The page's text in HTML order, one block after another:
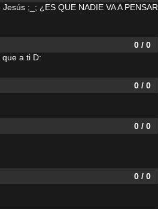
;_; ¿ES QUE NADIE VA A PENSAR
0 / 0
que a ti D:
0 / 0
0 / 0
0 / 0